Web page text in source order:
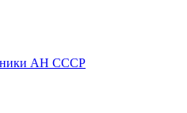
АН СССР